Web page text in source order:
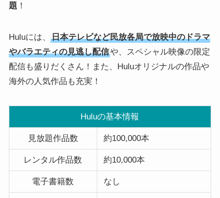
題 ！
Huluには、
日本テレビなど民放各局で放映中のドラマ
やバラエティの見逃し配信や、スペシャル映像の限定
配信も盛りだくさん！また、Huluオリジナルの作品や
海外の人気作品も充実！
Huluの基本情報
見放題作品数 約100,000本
レンタル作品数 約10,000本
電子書籍数 なし